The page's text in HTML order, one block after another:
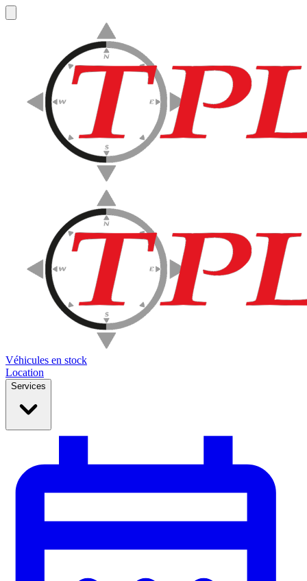
Véhicules en stock
Location
Services